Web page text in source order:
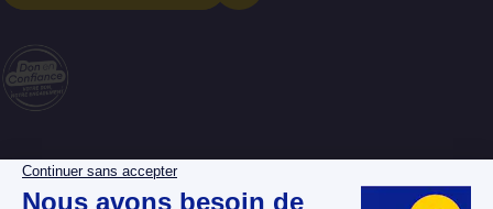
La Fondation pour la
Recherche Médicale